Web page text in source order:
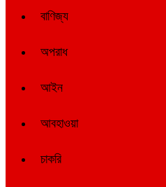
বাণিজ্য
অপরাধ
আইন
আবহাওয়া
চাকরি